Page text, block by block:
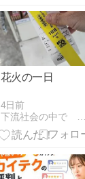
花火の一日
4日前